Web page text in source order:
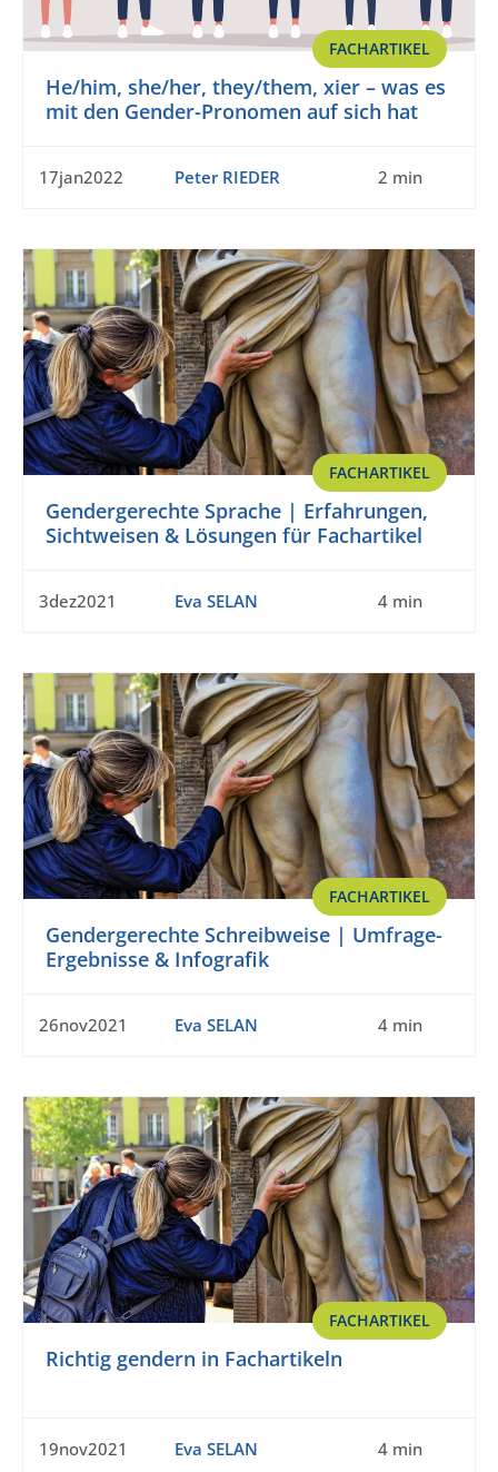
FACHARTIKEL
He/him, she/her, they/them, xier – was es
mit den Gender-Pronomen auf sich hat
17jan2022 Peter RIEDER 2 min
FACHARTIKEL
Gendergerechte Sprache | Erfahrungen,
Sichtweisen & Lösungen für Fachartikel
3dez2021 Eva SELAN 4 min
FACHARTIKEL
Gendergerechte Schreibweise | Umfrage-
Ergebnisse & Infografik
26nov2021 Eva SELAN 4 min
FACHARTIKEL
Richtig gendern in Fachartikeln
19nov2021 Eva SELAN 4 min